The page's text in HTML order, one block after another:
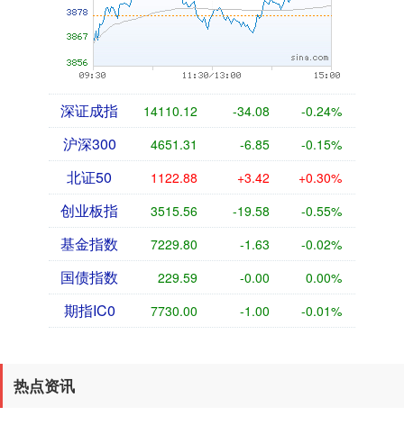
深证成指 14110.12 -34.08 -0.24%
沪深300 4651.31 -6.85 -0.15%
北证50 1122.88 +3.42 +0.30%
创业板指 3515.56 -19.58 -0.55%
基金指数 7229.80 -1.63 -0.02%
国债指数 229.59 -0.00 0.00%
期指IC0 7730.00 -1.00 -0.01%
热点资讯